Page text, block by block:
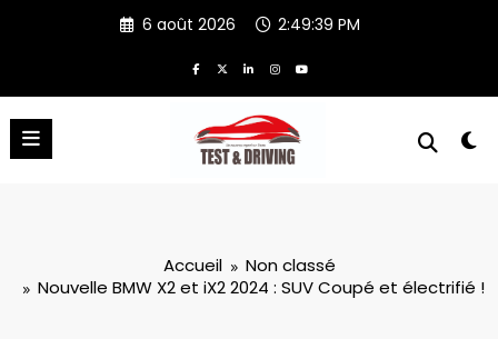
6 août 2026 2:49:43 PM
Accueil
Non classé
Nouvelle BMW X2 et iX2 2024 : SUV Coupé et électrifié !